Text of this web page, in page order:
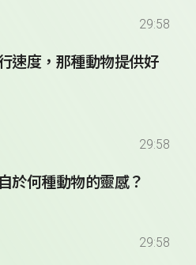
29:58
速度，那種動物提供好
29:58
於何種動物的靈感？
29:58